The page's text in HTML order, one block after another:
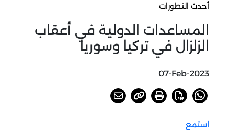
أحدث التطورات
المساعدات الدولية في أعقاب
الزلزال في تركيا وسوريا
07-Feb-2023
استمع